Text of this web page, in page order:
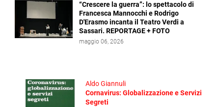
“Crescere la guerra”: lo spettacolo di
Francesca Mannocchi e Rodrigo
D'Erasmo incanta il Teatro Verdi a
Sassari. REPORTAGE + FOTO
maggio 06, 2026
Aldo Giannuli
Cornavirus: Globalizzazione e Servizi
Segreti